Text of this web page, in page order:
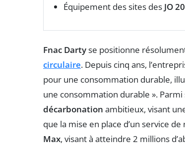
Équipement des sites des JO
Fnac Dartyse positionne
circulaire. Depuis cinq ans,
pour une consommation durable,
une consommation durable ».
décarbonation ambitieux, visant
que la mise en place d’un service
Max, visant à atteindre 2 millions